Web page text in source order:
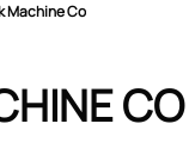
Machine Co
CO